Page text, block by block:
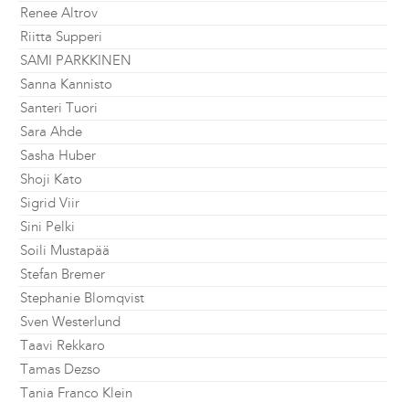
Renee Altrov
Riitta Supperi
SAMI PARKKINEN
Sanna Kannisto
Santeri Tuori
Sara Ahde
Sasha Huber
Shoji Kato
Sigrid Viir
Sini Pelki
Soili Mustapää
Stefan Bremer
Stephanie Blomqvist
Sven Westerlund
Taavi Rekkaro
Tamas Dezso
Tania Franco Klein